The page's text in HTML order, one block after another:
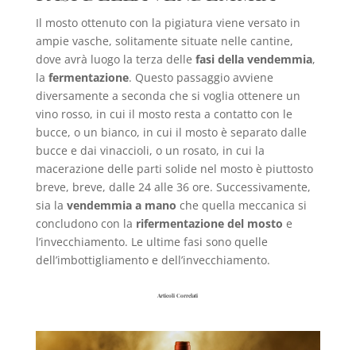
Il mosto ottenuto con la pigiatura viene versato in
ampie vasche, solitamente situate nelle cantine,
dove avrà luogo la terza delle fasi della vendemmia,
la fermentazione. Questo passaggio avviene
diversamente a seconda che si voglia ottenere un
vino rosso, in cui il mosto resta a contatto con le
bucce, o un bianco, in cui il mosto è separato dalle
bucce e dai vinaccioli, o un rosato, in cui la
macerazione delle parti solide nel mosto è piuttosto
breve, breve, dalle 24 alle 36 ore. Successivamente,
sia la vendemmia a mano che quella meccanica si
concludono con la rifermentazione del mosto e
l’invecchiamento. Le ultime fasi sono quelle
dell’imbottigliamento e dell’invecchiamento.
Articoli Correlati